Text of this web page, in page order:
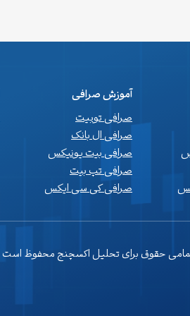
آموزش صرافی
صرافی توبیت
صرافی ال بانک
صرافی بیت یونیکس
صرافی تپ بیت
صرافی کی سی ایکس